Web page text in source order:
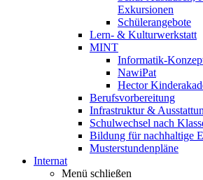
Exkursionen
Schülerangebote
Lern- & Kulturwerkstatt
MINT
Informatik-
NawiPat
Hector
Berufsvorbereitung
Infrastruktur &
Schulwechsel nach
Bildung für nachhaltige
Musterstundenpläne
Internat
Menü schließen